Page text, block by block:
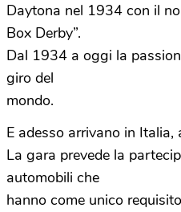
Daytona nel 1934 con il
Box Derby”.
Dal 1934 a oggi la
giro del
mondo.
E adesso arrivano in Italia,
La gara prevede la
automobili che
hanno come unico